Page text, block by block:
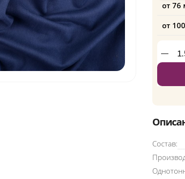
от 76
от
Состав: